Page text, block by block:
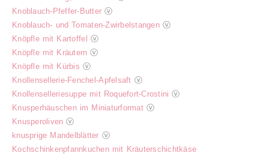
Knoblauch-Pfeffer-Butter ⓥ
Knoblauch- und Tomaten-Zwirbelstangen ⓥ
Knöpfle mit Kartoffel ⓥ
Knöpfle mit Kräutern ⓥ
Knöpfle mit Kürbis ⓥ
Knollensellerie-Fenchel-Apfelsaft ⓥ
Knollenselleriesuppe mit Roquefort-Crostini ⓥ
Knusperhäuschen im Miniaturformat ⓥ
Knusperoliven ⓥ
knusprige Mandelblätter ⓥ
Kochschinkenpfannkuchen mit Kräuterschichtkäse